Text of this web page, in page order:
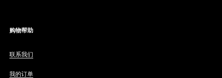
购物帮助
联系我们
我的订单